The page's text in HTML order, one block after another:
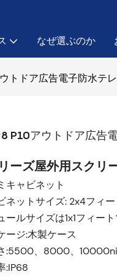
なぜ選ぶのか
トドア広告電子防水テ
P10アウトドア広告
ーズ屋外用スクリ
キャビネット
ネットサイズ: 2x4フィ
ールサイズは1x1フィー
ージ:木製ケース
:5500、8000、
:IP68